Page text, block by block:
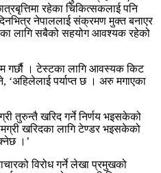
रहेका चिकित्सकलाई पनि
नेपाललाई संक्रमण मुक्त बनाएर
लागि सबैको सहयोग आवश्यक रहेको
गर्छाै । टेस्टका लागि आवस्यक किट
‘अहिलेलाई पर्याप्त छ । अरु मगाएका
तुरुन्तै खरिद गर्ने निर्णय भइसकेको
खरिदका लागि टेण्डर भइसकेको
।’
विरोध गर्ने लेखा प्रमुखको